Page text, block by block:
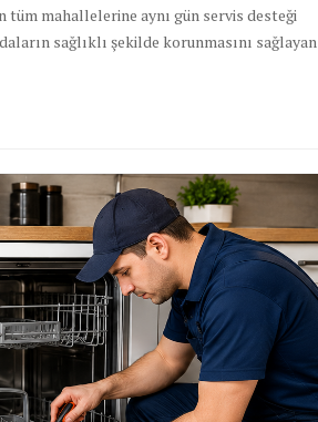
tüm mahallelerine aynı gün servis desteği
sağlıklı şekilde korunmasını sağlayan